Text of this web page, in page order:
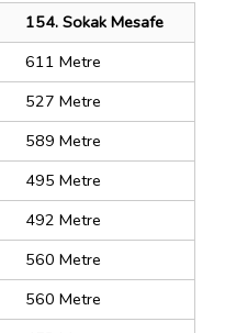
154. Sokak Mesafe
611 Metre
527 Metre
589 Metre
495 Metre
492 Metre
560 Metre
560 Metre